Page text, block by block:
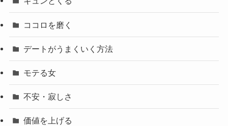
ココロを磨く
デートがうまくいく方法
モテる女
不安・寂しさ
価値を上げる